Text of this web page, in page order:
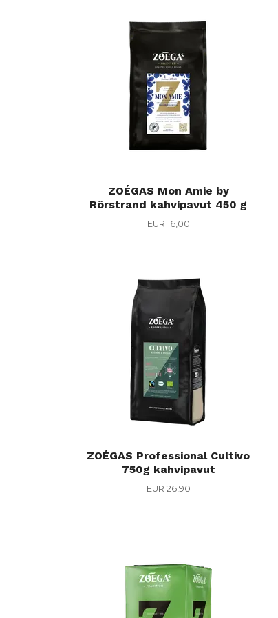
ZOÉGAS Mon Amie by
Rörstrand kahvipavut 450 g
EUR 16,00
ZOÉGAS Professional Cultivo
750g kahvipavut
EUR 26,90